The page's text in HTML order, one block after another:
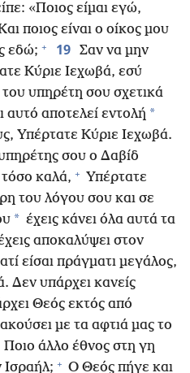
«Ποιος είμαι εγώ,
ποιος είναι ο οίκος μου
εδώ; + 19 Σαν να μην
Κύριε Ιεχωβά, εσύ
του υπηρέτη σου σχετικά
αυτό αποτελεί εντολή *
Υπέρτατε Κύριε Ιεχωβά.
σου ο Δαβίδ
καλά, + Υπέρτατε
του λόγου σου και σε
* έχεις κάνει όλα αυτά τα
αποκαλύψει στον
είσαι πράγματι μεγάλος,
Δεν υπάρχει κανείς
Θεός εκτός από
με τα αφτιά μας το
Ποιο άλλο έθνος στη γη
Ισραήλ; + Ο Θεός πήγε και